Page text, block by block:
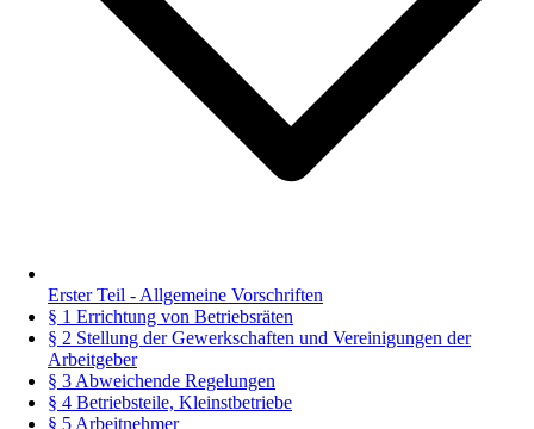
Erster Teil - Allgemeine Vorschriften
§ 1 Errichtung von Betriebsräten
§ 2 Stellung der Gewerkschaften und Vereinigungen der
Arbeitgeber
§ 3 Abweichende Regelungen
§ 4 Betriebsteile, Kleinstbetriebe
§ 5 Arbeitnehmer